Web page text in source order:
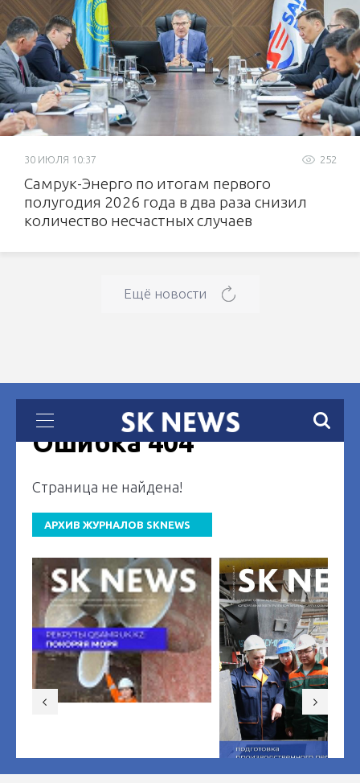
252
30 ИЮЛЯ 10:37
Самрук-Энерго по итогам первого
полугодия 2026 года в два раза снизил
количество несчастных случаев
Ещё новости